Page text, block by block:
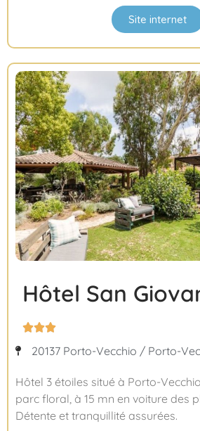
Site internet
Hôtel San

20137 Porto-Vecchio / Porto-
Hôtel 3 étoiles situé à Porto-
parc floral, à 15 mn en voiture des
Détente et tranquillité assurées.